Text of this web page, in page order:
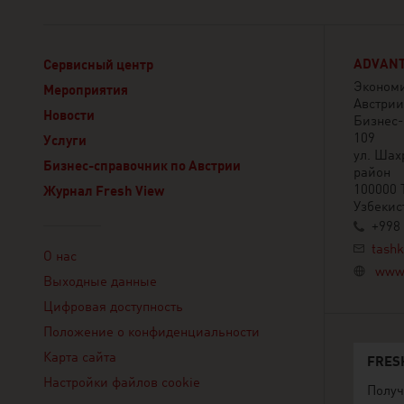
Сервисный центр
Мероприятия
Новости
Услуги
Бизнес-справочник по Австрии
Журнал Fresh View
О нас
Выходные данные
Цифровая доступность
Положение о конфиденциальности
Карта сайта
Настройки файлов cookie
109
ул.
район
100000
+998